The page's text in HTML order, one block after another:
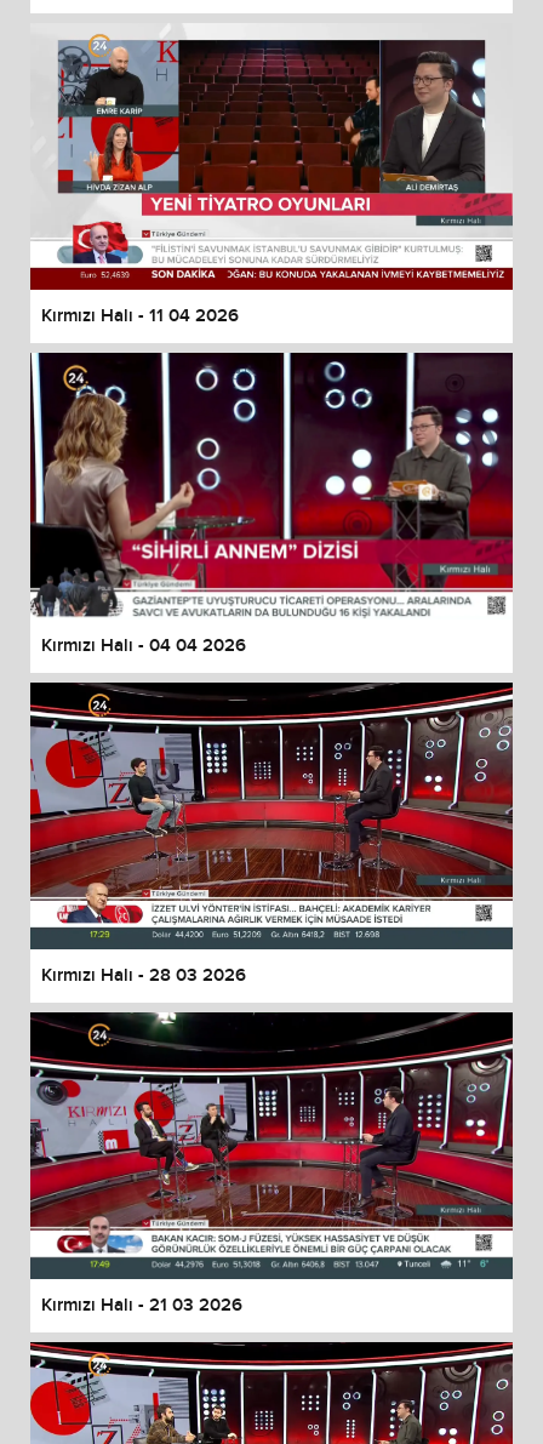
Kırmızı Halı - 11 04 2026
Kırmızı Halı - 04 04 2026
Kırmızı Halı - 28 03 2026
Kırmızı Halı - 21 03 2026